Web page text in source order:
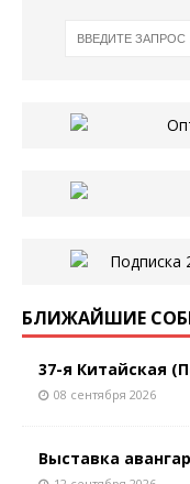
БЛИЖАЙШИЕ
37-я Китайская
08 сентября 2026
Выставка